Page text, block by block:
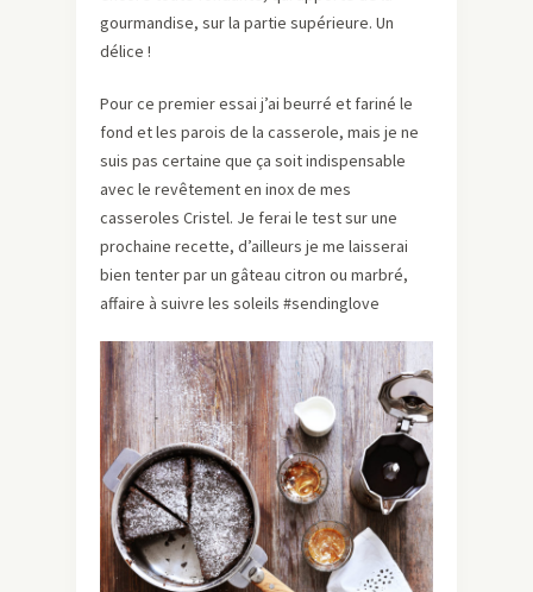
gourmandise, sur la partie supérieure. Un
délice !
Pour ce premier essai j’ai beurré et fariné le
fond et les parois de la casserole, mais je ne
suis pas certaine que ça soit indispensable
avec le revêtement en inox de mes
casseroles Cristel. Je ferai le test sur une
prochaine recette, d’ailleurs je me laisserai
bien tenter par un gâteau citron ou marbré,
affaire à suivre les soleils #sendinglove